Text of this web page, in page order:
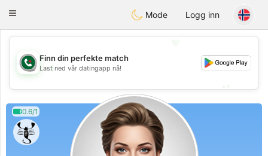
Weshrak
Toggle
Mode Logg inn
💖
💕
Finn din perfekte match
Last ned vår datingapp nå!
0.6/1